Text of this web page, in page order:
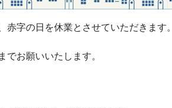
赤字の日を休業とさせていただきます。
でお願いいたします。